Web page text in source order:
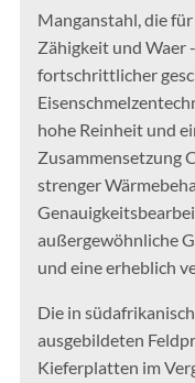
Manganstahl, die
Zähigkeit und
fortschrittlicher
hohe Reinheit und
Zusammensetzung
strenger
außergewöhnliche
und eine erheblich
Die in
ausgebildeten
Kieferplatten im